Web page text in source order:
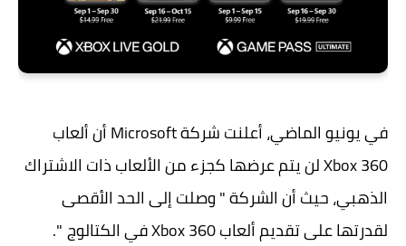
في يونيو الماضي، أعلنت شركة Microsoft أن ألعاب
Xbox 360 لن يتم عرضها كجزء من الألعاب ذات الاشتراك
الذهبي، حيث أن الشركة " وصلت إلى الحد الأقصى
لقدرتها على تقديم ألعاب Xbox 360 في الكتالوج ".